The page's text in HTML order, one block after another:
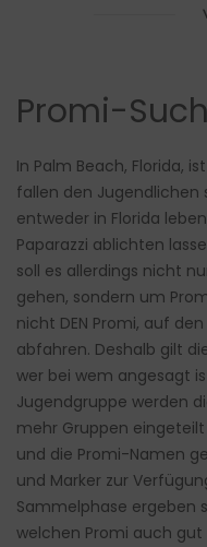
Promi-
In Palm Beach, Florida,
fallen den Jugendlichen
entweder in Florida
Paparazzi ablichten
soll es allerdings nicht
gehen, sondern um
nicht DEN Promi, auf
abfahren. Deshalb gilt
wer bei wem angesagt
Jugendgruppe werden
mehr Gruppen
und die Promi-Namen
und Marker zur
Sammelphase ergeben
welchen Promi auch